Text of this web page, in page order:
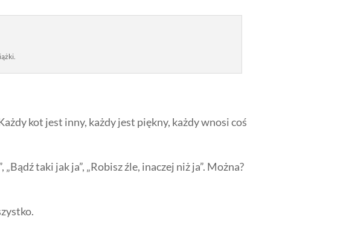
kot jest inny, każdy jest piękny, każdy wnosi coś
taki jak ja”, „Robisz źle, inaczej niż ja”. Można?